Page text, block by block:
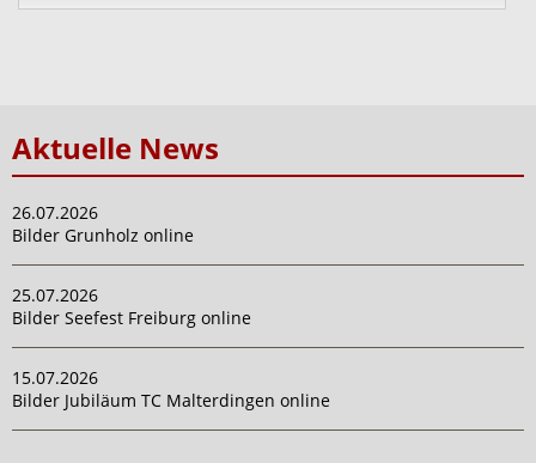
Aktuelle News
26.07.2026
Bilder Grunholz online
25.07.2026
Bilder Seefest Freiburg online
15.07.2026
Bilder Jubiläum TC Malterdingen online